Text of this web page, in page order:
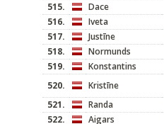
515.
Dace
516.
Iveta
517.
Justīne
518.
Normunds
519.
Konstantins
520.
Kristīne
521.
Randa
522.
Aigars